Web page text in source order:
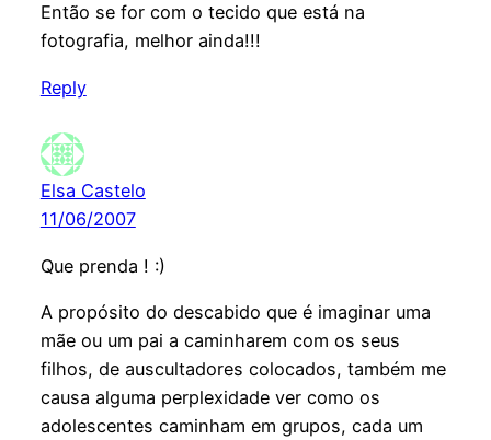
Então se for com o tecido que está na
fotografia, melhor ainda!!!
Reply
Elsa Castelo
11/06/2007
Que prenda ! :)
A propósito do descabido que é imaginar uma
mãe ou um pai a caminharem com os seus
filhos, de auscultadores colocados, também me
causa alguma perplexidade ver como os
adolescentes caminham em grupos, cada um